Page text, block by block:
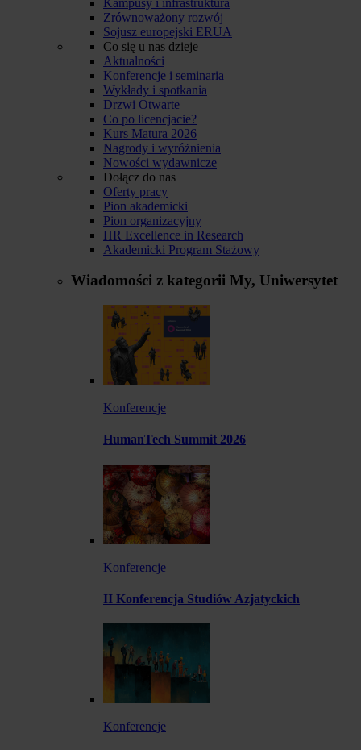
Zrównoważony rozwój
Sojusz europejski ERUA
Co się u nas dzieje
Aktualności
Konferencje i seminaria
Wykłady i spotkania
Drzwi Otwarte
Co po licencjacie?
Kurs Matura 2026
Nagrody i wyróżnienia
Nowości wydawnicze
Dołącz do nas
Oferty pracy
Pion akademicki
Pion organizacyjny
HR Excellence in Research
Akademicki Program Stażowy
Wiadomości z kategorii My, Uniwersytet
Konferencje
HumanTech Summit 2026
Konferencje
II Konferencja Studiów Azjatyckich
Konferencje